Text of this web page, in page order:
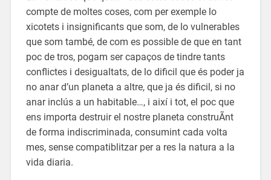
compte de moltes coses, com per exemple lo
xicotets i insignificants que som, de lo vulnerables
que som també, de com es possible de que en tant
poc de tros, pogam ser capaços de tindre tants
conflictes i desigualtats, de lo dificil que és poder ja
no anar d’un planeta a altre, que ja és dificil, si no
anar inclús a un habitable…, i així i tot, el poc que
ens importa destruir el nostre planeta construÃnt
de forma indiscriminada, consumint cada volta
mes, sense compatiblitzar per a res la natura a la
vida diaria.